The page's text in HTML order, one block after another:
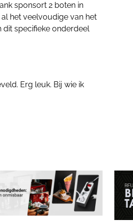
sponsort 2 boten in
het veelvoudige van het
dit specifieke onderdeel
Erg leuk. Bij wie ik